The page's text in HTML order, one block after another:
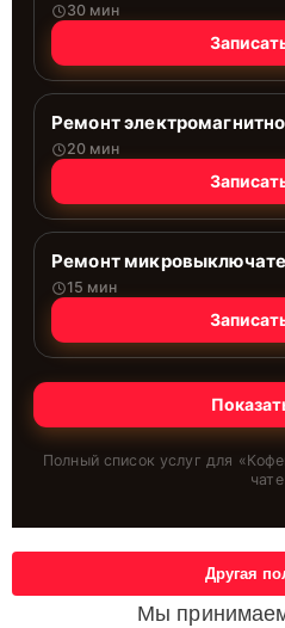
30 мин
Ремонт
20 мин
Ремонт
15 мин
Полный список услуг для «
чате
Мы
Другая